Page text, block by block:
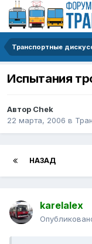
Транспортные
Испытания
Автор Chek
22 марта, 2006 в
НАЗАД
karelalex